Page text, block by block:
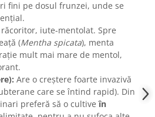
fini pe dosul frunzei, unde se
iute-mentolat. Spre
(Mentha spicata), menta
mult mai mare de mentol,
Are o creștere foarte invazivă
care se întind rapid). Din
preferă să o cultiveîn